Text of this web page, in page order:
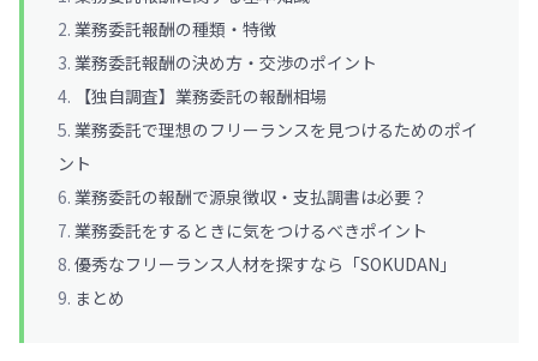
業務委託報酬の種類・特徴
業務委託報酬の決め方・交渉のポイント
【独自調査】業務委託の報酬相場
業務委託で理想のフリーランスを見つけるためのポイ
ント
業務委託の報酬で源泉徴収・支払調書は必要？
業務委託をするときに気をつけるべきポイント
優秀なフリーランス人材を探すなら「SOKUDAN」
まとめ